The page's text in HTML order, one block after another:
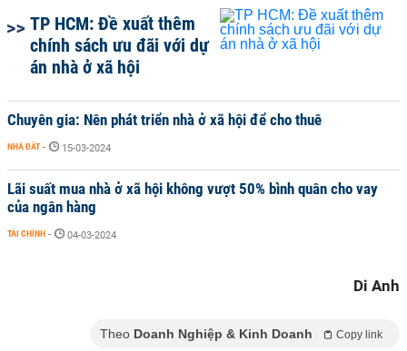
TP HCM: Đề xuất thêm
chính sách ưu đãi với dự
án nhà ở xã hội
Chuyên gia: Nên phát triển nhà ở xã hội để cho thuê
NHÀ ĐẤT - 15-03-2024
Lãi suất mua nhà ở xã hội không vượt 50% bình quân cho vay
của ngân hàng
TÀI CHÍNH - 04-03-2024
Di Anh
Theo Doanh Nghiệp & Kinh Doanh Copy link